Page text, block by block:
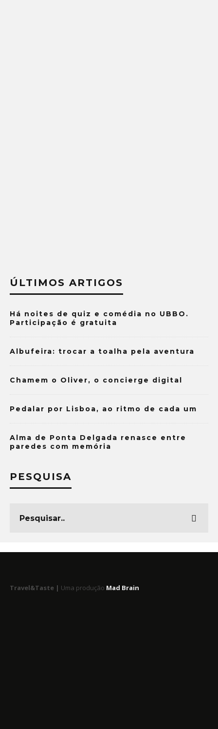
ÚLTIMOS ARTIGOS
Há noites de quiz e comédia no UBBO.
Participação é gratuita
Albufeira: trocar a toalha pela aventura
Chamem o Oliver, o concierge digital
Pedalar por Lisboa, ao ritmo de cada um
Alma de Ponta Delgada renasce entre
paredes com memória
PESQUISA
Travel&Taste | Uma produção Mad Brain